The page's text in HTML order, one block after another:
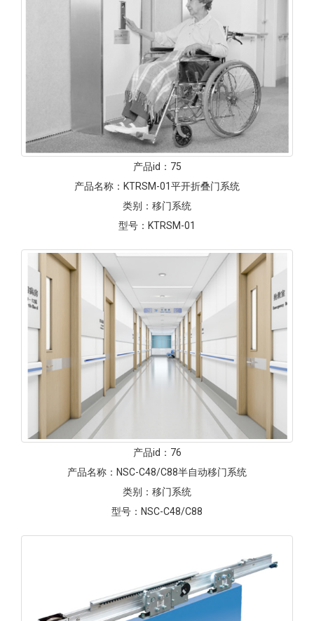
产品id： 75
产品名称： KTRSM-01平开折叠门系统
类别： 移门系统
型号： KTRSM-01
产品id： 76
产品名称： NSC-C48/C88半自动移门系统
类别： 移门系统
型号： NSC-C48/C88